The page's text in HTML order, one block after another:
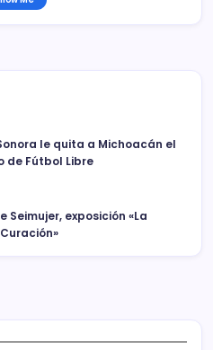
le quita a Michoacán el
de Fútbol Libre
Seimujer, exposición «La